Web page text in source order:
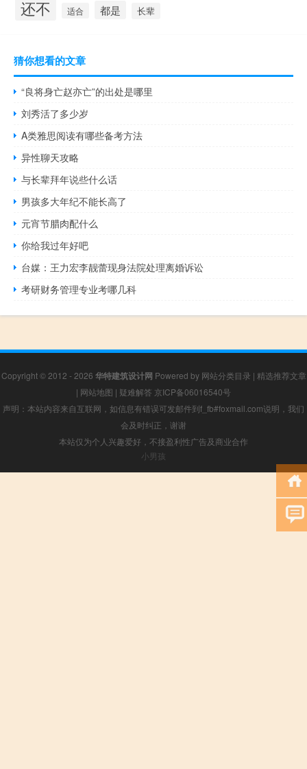
还不 适合 都是 长辈
猜你想看的文章
“良将身亡赵亦亡”的出处是哪里
刘秀活了多少岁
A类雅思阅读有哪些备考方法
异性聊天攻略
与长辈拜年说些什么话
男孩多大年纪不能长高了
元宵节腊肉配什么
你给我过年好吧
台媒：王力宏李靓蕾现身法院处理离婚诉讼
考研财务管理专业考哪几科
Copyright © 2012 - 2026 华特建筑设计网 Powered by 网站分类目录 | 精选推荐文章
| 网站地图 | 疑难解答 京ICP备06016540号
声明：本站内容来自互联网，如信息有错误可发邮件到f_fb#foxmail.com说明，我们
会及时纠正，谢谢
本站仅为个人兴趣爱好，不接盈利性广告及商业合作
小男孩